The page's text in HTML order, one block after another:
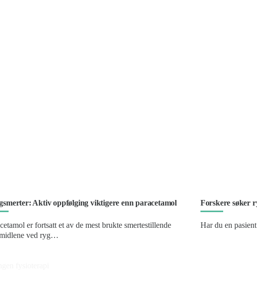
Aktiv oppfølging viktigere enn paracetamol
er fortsatt et av de mest brukte smertestillende
ved ryg…
Forskere søker
Har du en